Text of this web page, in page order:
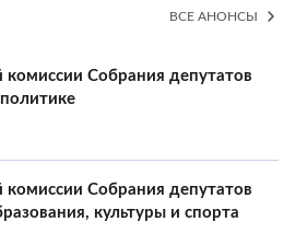
ВСЕ АНОНСЫ
комиссии Собрания депутатов
комиссии Собрания депутатов
культуры и спорта